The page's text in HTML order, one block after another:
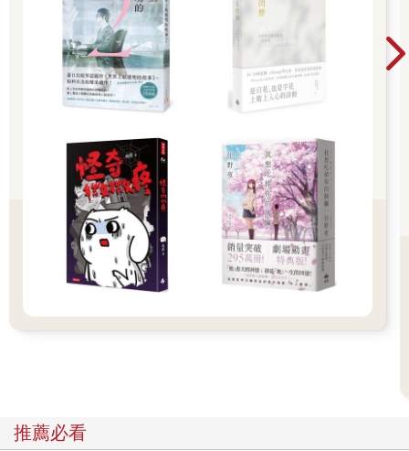
也不明白為什麼。
再次重重嘆了一口氣，我走進店內。
◇◇◇◇◇◇
回頭，看見一名穿著藍色連身工作服、背上背著大型背包的男子
「Uber Eats？」
我嚇了一跳。因為我沒點，也從來沒看珊瑚姑婆叫過外送。
「我沒有點啊。」
「啊，抱歉抱歉，是我叫來的，這位是我們畫廊的工讀生中島
「這邊這邊。」
推薦必看